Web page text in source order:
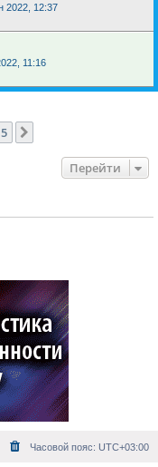
2022, 12:37
11:16
5
Перейти
Часовой пояс: UTC+03:00